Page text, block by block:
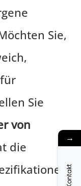
Sie,
Sie
von
die
→
Kontakt